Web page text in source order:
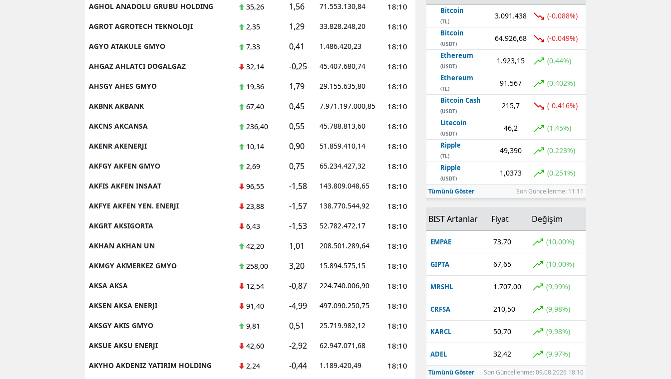
AGHOL ANADOLU GRUBU HOLDING 35,26 1,56 71.553.130,84 18:10
AGROT AGROTECH TEKNOLOJI 2,35 1,29 33.828.248,20 18:10
AGYO ATAKULE GMYO 7,33 0,41 1.486.420,23 18:10
AHGAZ AHLATCI DOGALGAZ 32,14 -0,25 45.407.680,74 18:10
AHSGY AHES GMYO 19,36 1,79 29.155.635,80 18:10
AKBNK AKBANK 67,40 0,45 7.971.197.000,85 18:10
AKCNS AKCANSA 236,40 0,55 45.788.813,60 18:10
AKENR AKENERJI 10,14 0,90 51.859.410,14 18:10
AKFGY AKFEN GMYO 2,69 0,75 65.234.427,32 18:10
AKFIS AKFEN INSAAT 96,55 -1,58 143.809.048,65 18:10
AKFYE AKFEN YEN. ENERJI 23,88 -1,57 138.770.544,92 18:10
AKGRT AKSIGORTA 6,43 -1,53 52.782.472,17 18:10
AKHAN AKHAN UN 42,20 1,01 208.501.289,64 18:10
AKMGY AKMERKEZ GMYO 258,00 3,20 15.894.575,15 18:10
AKSA AKSA 12,54 -0,87 224.740.006,90 18:10
AKSEN AKSA ENERJI 91,40 -4,99 497.090.250,75 18:10
AKSGY AKIS GMYO 9,81 0,51 25.719.982,12 18:10
AKSUE AKSU ENERJI 42,60 -2,92 62.947.071,68 18:10
AKYHO AKDENIZ YATIRIM HOLDING 2,24 -0,44 1.189.420,49 18:10
Bitcoin
(TL)
3.091.438 (-0.088%)
Bitcoin
(USDT)
64.926,68 (-0.049%)
Ethereum
(USDT)
1.923,15 (0.44%)
Ethereum
(TL)
91.567 (0.402%)
Bitcoin Cash
(USDT)
215,7 (-0.416%)
Litecoin
(USDT)
46,2 (1.45%)
Ripple
(TL)
49,390 (0.223%)
Ripple
(USDT)
1,0373 (0.251%)
Tümünü Göster Son Güncellenme: 11:11
BIST Artanlar Fiyat Değişim
EMPAE 73,70 (10,00%)
GIPTA 67,65 (10,00%)
MRSHL 1.707,00 (9,99%)
CRFSA 210,50 (9,98%)
KARCL 50,70 (9,98%)
ADEL 32,42 (9,97%)
Tümünü Göster Son Güncellenme: 09.08.2026 18:10